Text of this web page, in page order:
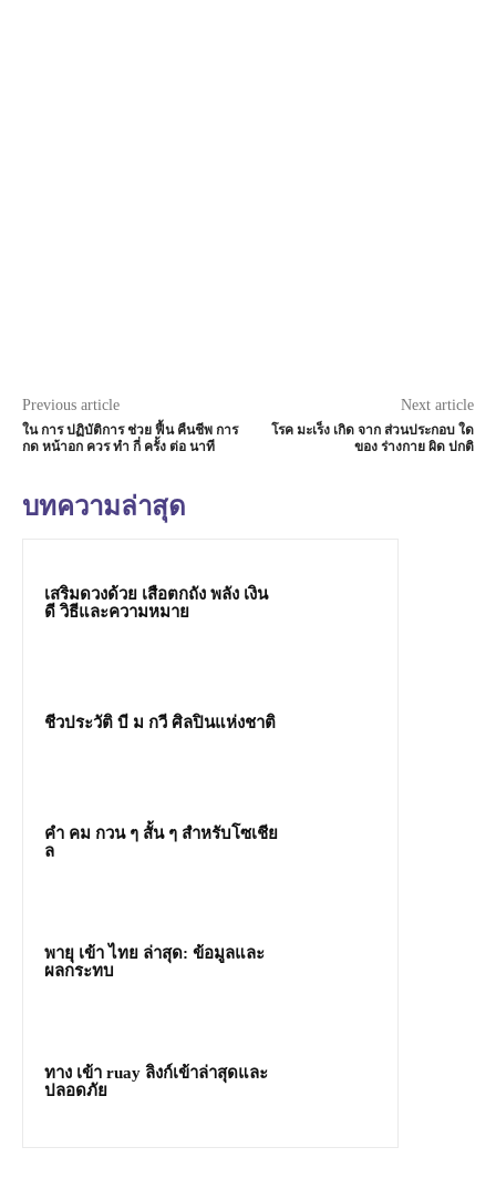
Previous article
ใน การ ปฏิบัติการ ช่วย ฟื้น คืนชีพ การ
กด หน้าอก ควร ทำ กี่ ครั้ง ต่อ นาที
Next article
โรค มะเร็ง เกิด จาก ส่วนประกอบ ใด
ของ ร่างกาย ผิด ปกติ
บทความล่าสุด
เสริมดวงด้วย เสือตกถัง พลัง เงิน
ดี วิธีและความหมาย
ชีวประวัติ บี ม กวี ศิลปินแห่งชาติ
คํา คม กวน ๆ สั้น ๆ สำหรับโซเชีย
ล
พายุ เข้า ไทย ล่าสุด: ข้อมูลและ
ผลกระทบ
ทาง เข้า ruay ลิงก์เข้าล่าสุดและ
ปลอดภัย